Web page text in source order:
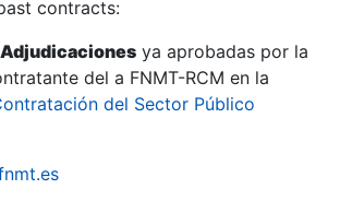
contracts:
Adjudicaciones ya aprobadas por la
del a FNMT-RCM en la
del Sector Público